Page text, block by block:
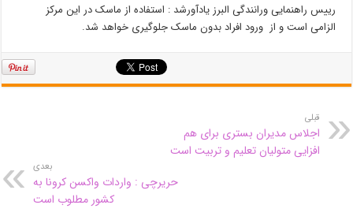
رییس راهنمایی ورانندگی البرز یادآورشد : استفاده از ماسک در این مرکز
الزامی است و از ورود افراد بدون ماسک جلوگیری خواهد شد.
قبلی
اجلاس مدیران بستری برای هم
افزایی متولیان تعلیم و تربیت است
بعدی
حریرچی : واردات واکسن کرونا به
کشور مطلوب است